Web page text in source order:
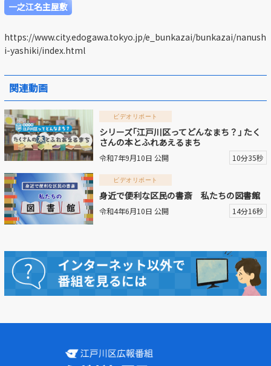
Others
公開日
動画を探す
一之江名主屋敷
https://www.city.edogawa.tokyo.jp/e_bunkazai/bunkazai/nanush
i-yashiki/index.html
関連動画
ビデオリポート
シリーズ｢江戸川区ってどんなまち？｣ たく
さんの本とふれあえるまち
令和7年9月10日 公開 10分35秒
ビデオリポート
身近で便利な区民の書斎 私たちの図書館
令和4年6月10日 公開 14分16秒